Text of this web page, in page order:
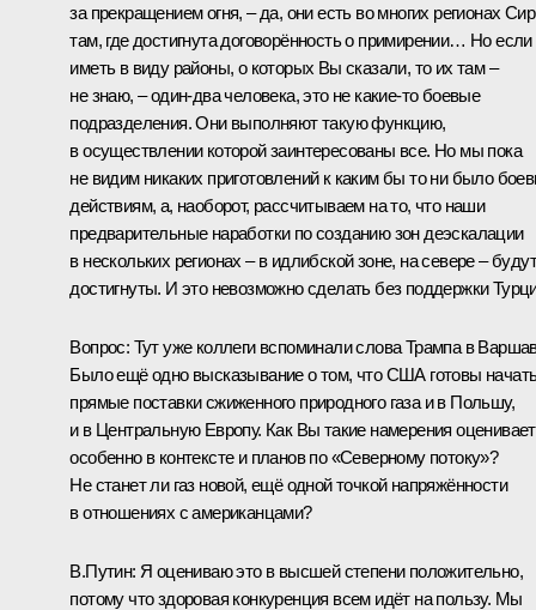
за прекращением огня, – да, они есть во многих регионах
там, где достигнута договорённость о примирении… Но если
иметь в виду районы, о которых Вы сказали, то их там –
не знаю, – один-два человека, это не какие‑то боевые
подразделения. Они выполняют такую функцию,
в осуществлении которой заинтересованы все. Но мы пока
не видим никаких приготовлений к каким бы то ни было
действиям, а, наоборот, рассчитываем на то, что наши
предварительные наработки по созданию зон деэскалации
в нескольких регионах – в идлибской зоне, на севере – будут
достигнуты. И это невозможно сделать без поддержки
Вопрос: Тут уже коллеги вспоминали слова Трампа в
Было ещё одно высказывание о том, что США готовы
прямые поставки сжиженного природного газа и в Польшу,
и в Центральную Европу. Как Вы такие намерения
особенно в контексте и планов по «Северному потоку»?
Не станет ли газ новой, ещё одной точкой напряжённости
в отношениях с американцами?
В.Путин: Я оцениваю это в высшей степени положительно,
потому что здоровая конкуренция всем идёт на пользу. Мы